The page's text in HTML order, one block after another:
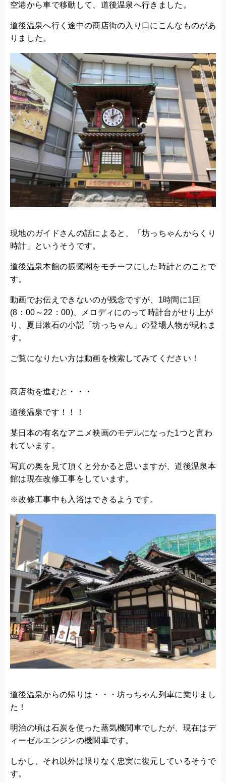
空港から車で移動して、道後温泉へ行きました。
道後温泉へ行く途中の商店街の入り口にこんなものがあ
りました。
現地のガイドさんの話によると、「坊っちゃんからくり
時計」というそうです。
道後温泉本館の振鷺閣をモチーフにした時計とのことで
す。
動画でお伝えできないのが残念ですが、1時間に1回
(8：00～22：00)、メロディにのって時計台がせり上が
り、夏目漱石の小説「坊っちゃん」の登場人物が現れま
す。
ご覧になりたい方は動画を検索してみてください！
商店街を進むと・・・
道後温泉です！！！
某日本の有名なアニメ映画のモデルになった1つと言わ
れています。
写真の奥を見て頂くと分かると思いますが、道後温泉本
館は現在改修工事をしています。
※改修工事中も入浴はできるようです。
道後温泉からの帰りは・・・坊っちゃん列車に乗りまし
た！
明治の頃は石炭を使った蒸気機関車でしたが、現在はデ
ィーゼルエンジンの機関車です。
しかし、それ以外は限りなく忠実に復元しているそうで
す。